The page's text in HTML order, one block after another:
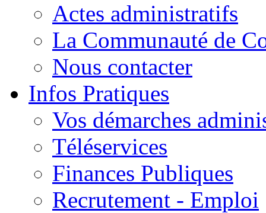
Actes administratifs
La Communauté de
Nous contacter
Infos Pratiques
Vos démarches
Téléservices
Finances Publiques
Recrutement - Emploi